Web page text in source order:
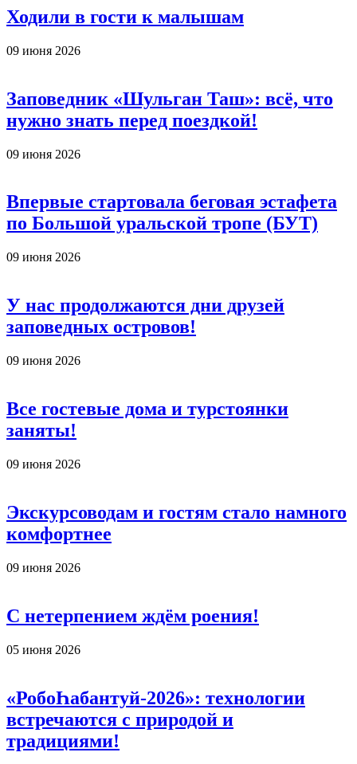
Ходили в гости к малышам
09 июня 2026
Заповедник «Шульган Таш»: всё, что
нужно знать перед поездкой!
09 июня 2026
Впервые стартовала беговая эстафета
по Большой уральской тропе (БУТ)
09 июня 2026
У нас продолжаются дни друзей
заповедных островов!
09 июня 2026
Все гостевые дома и турстоянки
заняты!
09 июня 2026
Экскурсоводам и гостям стало намного
комфортнее
09 июня 2026
С нетерпением ждём роения!
05 июня 2026
«РобоҺабантуй-2026»: технологии
встречаются с природой и
традициями!